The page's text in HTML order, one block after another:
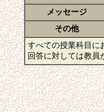
メッセージ
その他
すべての授業科目に
回答に対しては教